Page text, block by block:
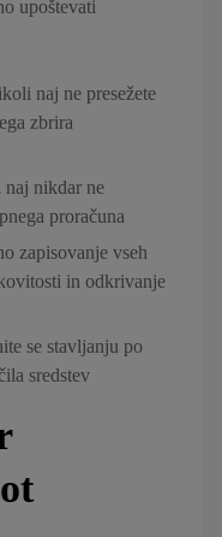
upoštevati
naj ne presežete
zbrira
naj nikdar ne
proračuna
zapisovanje vseh
in odkrivanje
se stavljanju po
sredstev